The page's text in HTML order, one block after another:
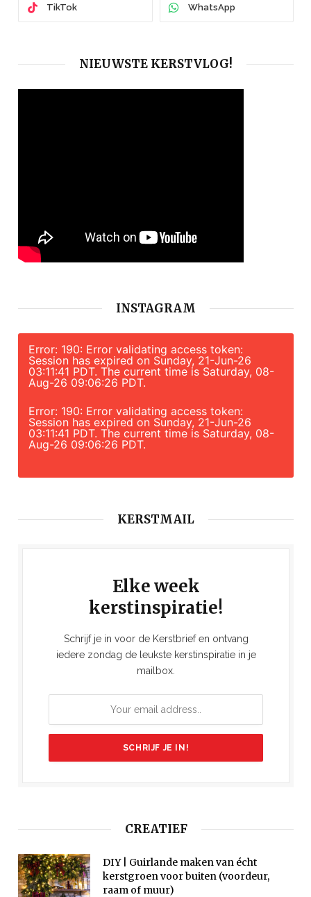
TikTok WhatsApp
NIEUWSTE KERSTVLOG!
INSTAGRAM
Error: 190: Error validating access token:
Session has expired on Sunday, 21-Jun-26
03:11:41 PDT. The current time is Saturday, 08-
Aug-26 09:06:26 PDT.
Error: 190: Error validating access token:
Session has expired on Sunday, 21-Jun-26
03:11:41 PDT. The current time is Saturday, 08-
Aug-26 09:06:26 PDT.
KERSTMAIL
Elke week
kerstinspiratie!
Schrijf je in voor de Kerstbrief en ontvang
iedere zondag de leukste kerstinspiratie in je
mailbox.
CREATIEF
DIY | Guirlande maken van écht
kerstgroen voor buiten (voordeur,
raam of muur)